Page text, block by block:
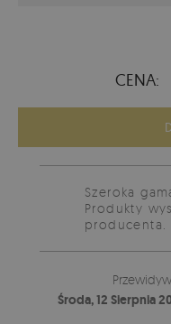
CENA:
Szeroka
Produkty
producenta.
Środa, 12 Sierpnia